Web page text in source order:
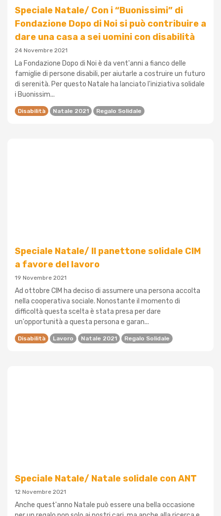
Speciale Natale/ Con i “Buonissimi” di
Fondazione Dopo di Noi si può contribuire a
dare una casa a sei uomini con disabilità
24 Novembre 2021
La Fondazione Dopo di Noi è da vent'anni a fianco delle
famiglie di persone disabili, per aiutarle a costruire un futuro
di serenità. Per questo Natale ha lanciato l'iniziativa solidale
i Buonissim...
Disabilità Natale 2021 Regalo Solidale
Speciale Natale/ Il panettone solidale CIM
a favore del lavoro
19 Novembre 2021
Ad ottobre CIM ha deciso di assumere una persona accolta
nella cooperativa sociale. Nonostante il momento di
difficoltà questa scelta è stata presa per dare
un'opportunità a questa persona e garan...
Disabilità Lavoro Natale 2021 Regalo Solidale
Speciale Natale/ Natale solidale con ANT
12 Novembre 2021
Anche quest'anno Natale può essere una bella occasione